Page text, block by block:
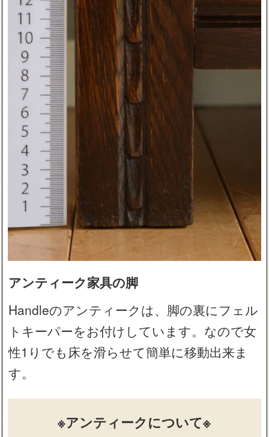
アンティーク家具の脚
Handleのアンティークは、脚の裏にフェル
トキーパーをお付けしています。なので女
性1りでも床を滑らせて簡単に移動出来ま
す。
※アンティークについて※